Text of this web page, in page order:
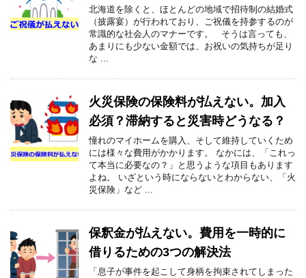
北海道を除くと、ほとんどの地域で招待制の結婚式
（披露宴）が行われており、ご祝儀を持参するのが
常識的な社会人のマナーです。 そうは言っても、
あまりにも少ない金額では、お祝いの気持ちが足り
な ...
火災保険の保険料が払えない。加入
必須？滞納すると災害時どうなる？
憧れのマイホームを購入、そして維持していくため
には様々な費用がかかります。 なかには、「これっ
て本当に必要なの？」と思うような項目もあります
よね。 いざという時にならないとわからない、「火
災保険」など ...
保釈金が払えない。費用を一時的に
借りるための3つの解決法
「息子が事件を起こして身柄を拘束されてしまった